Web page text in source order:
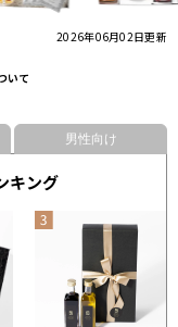
2026年06月02日更新
いて
男性向け
キング